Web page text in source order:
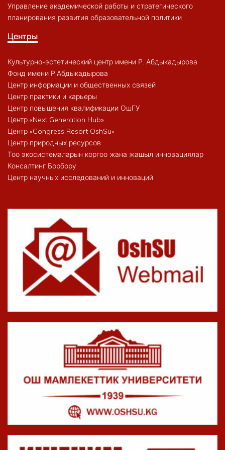
Управление академической работы и стратегического
планирования развития образовательной политики
Центры
Культурно-эстетический центр имени Р. Абдыкадырова
Фонд имени Р.Абдыкадырова
Центр информации и общественных связей
Центр практики и карьеры
Центр повышения квалификации ОшГУ
Центр «Next Generation Hub»
Центр «Congress Resort OshSu»
Центр природных ресурсов
Тоо экосистемаларын коргоо жана жашыл инновациялар
Консалтинг Борбору
Центр научных исследований и инноваций